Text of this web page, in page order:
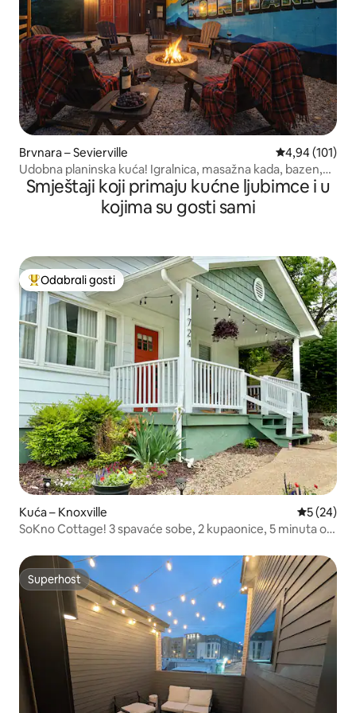
Brvnara – Sevierville Prosječna
4,94 (101)
Udobna planinska kuća! Igralnica, masažna kada, bazen,
ribolov!
Smještaji koji primaju kućne ljubimce i u
kojima su gosti sami
Među najviše rangiranima s oznakom „Odabrali gosti”
Odabrali gosti
Kuća – Knoxville Prosječna
5 (24)
SoKno Cottage! 3 spavaće sobe, 2 kupaonice, 5 minuta od
Superhost
Superhost